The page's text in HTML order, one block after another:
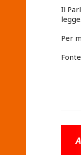
Il
legge.
Per